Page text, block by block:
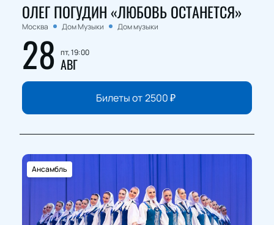
ОЛЕГ ПОГУДИН «ЛЮБОВЬ ОСТАНЕТСЯ»
Москва Дом Музыки Дом музыки
28 пт, 19:00
АВГ
Билеты от2500₽
Ансамбль